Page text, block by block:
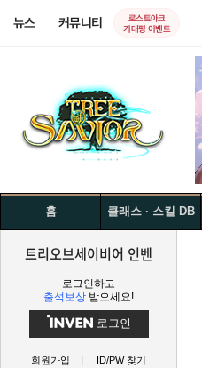
뉴스 커뮤니티
로스트아크
기대평 이벤트
홈 클래스 · 스킬 DB
트리오브세이비어 인벤
로그인하고
출석보상 받으세요!
로그인
회원가입 ID/PW 찾기